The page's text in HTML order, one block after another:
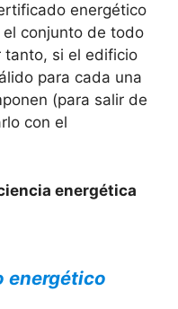
energético
conjunto de todo
tanto, si el edificio
para cada una
(para salir de
con el
energética
energético